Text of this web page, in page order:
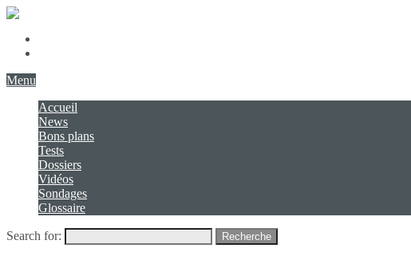
Menu
Accueil
News
Bons plans
Tests
Dossiers
Vidéos
Sondages
Glossaire
Search for: Recherche